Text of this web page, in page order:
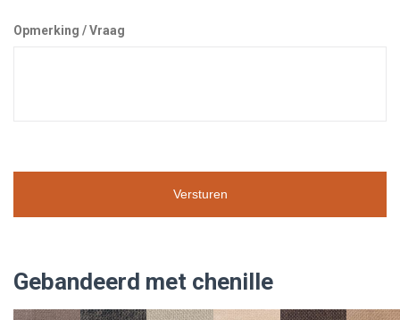
Opmerking / Vraag
Gebandeerd met chenille